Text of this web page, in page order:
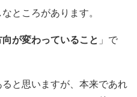
ところがあります。
が変わっていること 」で
と思いますが、本来であれ